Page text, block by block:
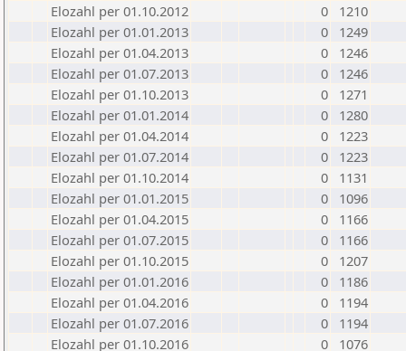
Elozahl per 01.10.2012
0
1210
Elozahl per 01.01.2013
0
1249
Elozahl per 01.04.2013
0
1246
Elozahl per 01.07.2013
0
1246
Elozahl per 01.10.2013
0
1271
Elozahl per 01.01.2014
0
1280
Elozahl per 01.04.2014
0
1223
Elozahl per 01.07.2014
0
1223
Elozahl per 01.10.2014
0
1131
Elozahl per 01.01.2015
0
1096
Elozahl per 01.04.2015
0
1166
Elozahl per 01.07.2015
0
1166
Elozahl per 01.10.2015
0
1207
Elozahl per 01.01.2016
0
1186
Elozahl per 01.04.2016
0
1194
Elozahl per 01.07.2016
0
1194
Elozahl per 01.10.2016
0
1076